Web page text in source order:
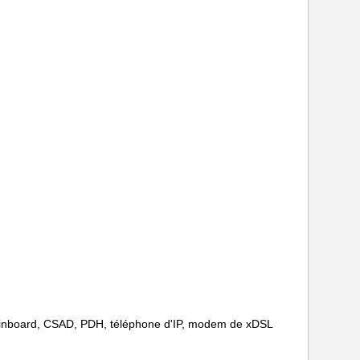
CSAD, PDH, téléphone d'IP, modem de xDSL